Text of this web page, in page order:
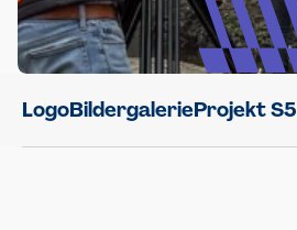
LogoBildergalerieProjekt S5